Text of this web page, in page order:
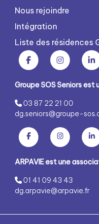
Nous rejoindre
Intégration
Liste des résidences
Groupe SOS Seniors est
03 87 22 21 00
dg.seniors@groupe-
ARPAVIE est une
01 41 09 43 43
dg.arpavie@arpavie.fr